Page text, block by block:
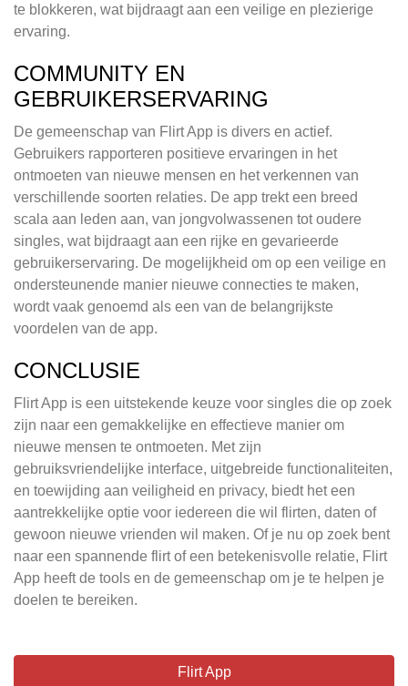
te blokkeren, wat bijdraagt aan een veilige en plezierige
ervaring.
COMMUNITY EN
GEBRUIKERSERVARING
De gemeenschap van Flirt App is divers en actief.
Gebruikers rapporteren positieve ervaringen in het
ontmoeten van nieuwe mensen en het verkennen van
verschillende soorten relaties. De app trekt een breed
scala aan leden aan, van jongvolwassenen tot oudere
singles, wat bijdraagt aan een rijke en gevarieerde
gebruikerservaring. De mogelijkheid om op een veilige en
ondersteunende manier nieuwe connecties te maken,
wordt vaak genoemd als een van de belangrijkste
voordelen van de app.
CONCLUSIE
Flirt App is een uitstekende keuze voor singles die op zoek
zijn naar een gemakkelijke en effectieve manier om
nieuwe mensen te ontmoeten. Met zijn
gebruiksvriendelijke interface, uitgebreide functionaliteiten,
en toewijding aan veiligheid en privacy, biedt het een
aantrekkelijke optie voor iedereen die wil flirten, daten of
gewoon nieuwe vrienden wil maken. Of je nu op zoek bent
naar een spannende flirt of een betekenisvolle relatie, Flirt
App heeft de tools en de gemeenschap om je te helpen je
doelen te bereiken.
Flirt App